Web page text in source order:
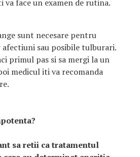
face un examen de rutina.
sunt necesare pentru
sau posibile tulburari.
primul pas si sa mergi la un
medicul iti va recomanda
sa retii ca tratamentul